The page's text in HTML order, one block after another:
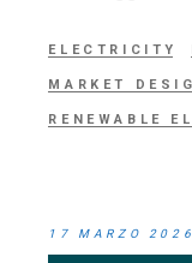
ELECTRICITY
MARKET
RENEWABLE
17 MARZO 2026